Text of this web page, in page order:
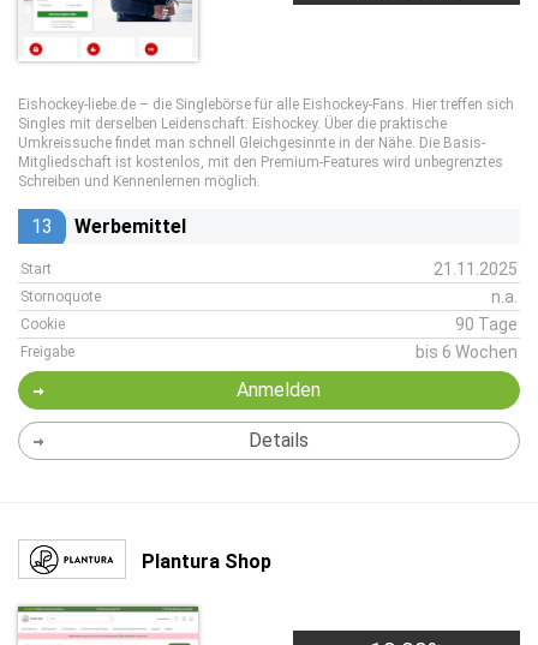
Eishockey-liebe.de – die Singlebörse für alle Eishockey-Fans. Hier treffen sich
Singles mit derselben Leidenschaft: Eishockey. Über die praktische
Umkreissuche findet man schnell Gleichgesinnte in der Nähe. Die Basis-
Mitgliedschaft ist kostenlos, mit den Premium-Features wird unbegrenztes
Schreiben und Kennenlernen möglich.
13 Werbemittel
Start 21.11.2025
Stornoquote n.a.
Cookie 90 Tage
Freigabe bis 6 Wochen
Anmelden
Details
Plantura Shop